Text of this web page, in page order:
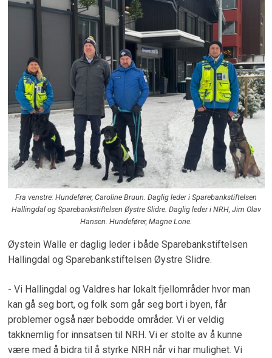
Fra venstre: Hundefører, Caroline Bruun. Daglig leder i Sparebankstiftelsen
Hallingdal og Sparebankstiftelsen Øystre Slidre. Daglig leder i NRH, Jim Olav
Hansen. Hundefører, Magne Lone.
Øystein Walle er daglig leder i både Sparebankstiftelsen
Hallingdal og Sparebankstiftelsen Øystre Slidre.
- Vi Hallingdal og Valdres har lokalt fjellområder hvor man
kan gå seg bort, og folk som går seg bort i byen, får
problemer også nær bebodde områder. Vi er veldig
takknemlig for innsatsen til NRH. Vi er stolte av å kunne
være med å bidra til å styrke NRH når vi har mulighet. Vi